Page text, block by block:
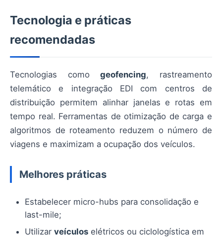
Tecnologia e práticas
recomendadas
Tecnologias comogeofencing, rastreamento
telemático e integração EDI com centros de
distribuição permitem alinhar janelas e rotas em
tempo real. Ferramentas de otimização de carga e
algoritmos de roteamento reduzem o número de
viagens e maximizam a ocupação dos veículos.
Melhores práticas
Estabelecer micro-hubs para consolidação e
last-mile;
Utilizar veículos elétricos ou ciclologística em